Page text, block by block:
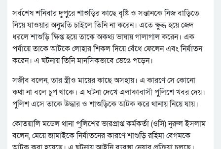
সর্বশেষ শনিবার দুপুরে শাশুড়ির কাছে বৃষ্টি ও সন্তানকে নিজ বাড়িতে
নিয়ে যাওয়ার অনুমতি চাইলে তিনি না করেন। এতে ক্ষুব্ধ হয়ে জেদ
ধরলে শাশুড়ি ক্ষিপ্ত হয়ে তাকে অকথ্য ভাষায় গালাগাল করেন। এক
পর্যায়ে তাকে আটকে লোহার শিকল দিয়ে বেঁধে ফেলেন এবং নির্যাতন
করেন। এ ঘটনায় তিনি মানসিকভাবে ভেঙে পড়েন।
সজীব বলেন, তার স্ত্রীও মায়ের কাছে অসহায়। এ কারণে সে কোনো
কথা না বলে চুপ থাকে। এ ঘটনা দেখে এলাকাবাসী পুলিশে খবর দেয়।
পুলিশ এসে তাকে উদ্ধার ও শাশুড়িকে আটক করে থানায় নিয়ে যায়।
কোতয়ালি মডেল থানা পুলিশের ভারপ্রাপ্ত কর্মকর্তা (ওসি) নুরুল ইসলাম
বলেন, মেয়ে জামাইকে নির্যাতনের কারণে শাশুড়ি রহিমা বেগমকে